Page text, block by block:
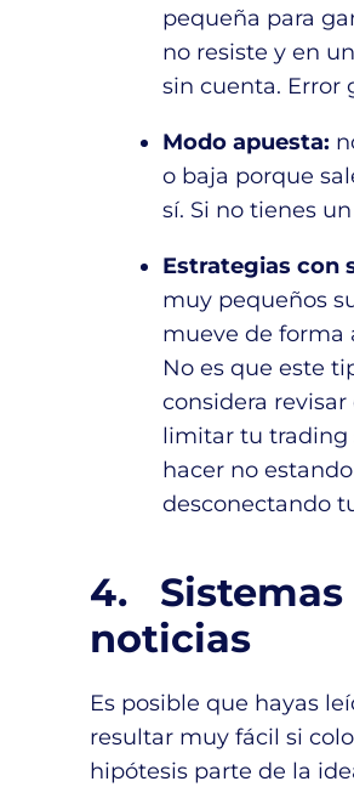
pequeña para
no resiste y en
sin cuenta. Error
Modo apuesta:
o baja porque
sí. Si no tienes
Estrategias con
muy pequeños
mueve de forma
No es que este
considera
limitar tu trading
hacer no
desconectando
4. Sistemas
noticias
Es posible que hayas
resultar muy fácil si
hipótesis parte de la